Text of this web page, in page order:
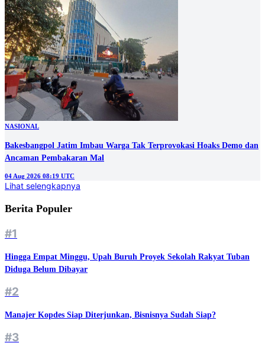
NASIONAL
Karhutla di TNBTS Meluas hingga Probolinggo, Tiga Jalur Wisata
05 Aug 2026 03:30 UTC
Bakesbangpol Jatim Imbau Warga Tak Terprovokasi Hoaks Demo dan
04 Aug 2026 08:19 UTC
Berita Populer